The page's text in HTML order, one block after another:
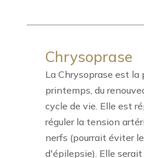
Chrysoprase
La Chrysoprase est la
printemps, du
cycle de vie. Elle est
réguler la tension
nerfs (pourrait éviter
d'épilepsie). Elle